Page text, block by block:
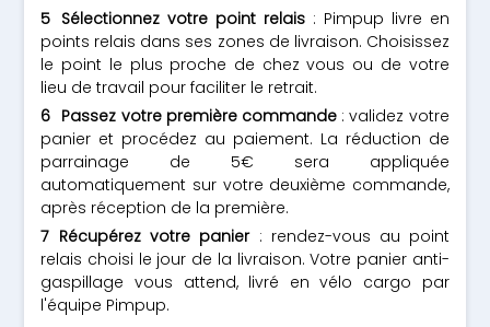
Sélectionnez votre point relais : Pimpup livre en
points relais dans ses zones de livraison. Choisissez
le point le plus proche de chez vous ou de votre
lieu de travail pour faciliter le retrait.
Passez votre première commande : validez votre
panier et procédez au paiement. La réduction de
parrainage de 5€ sera appliquée
automatiquement sur votre deuxième commande,
après réception de la première.
Récupérez votre panier: rendez-vous au point
relais choisi le jour de la livraison. Votre panier anti-
gaspillage vous attend, livré en vélo cargo par
l'équipe Pimpup.